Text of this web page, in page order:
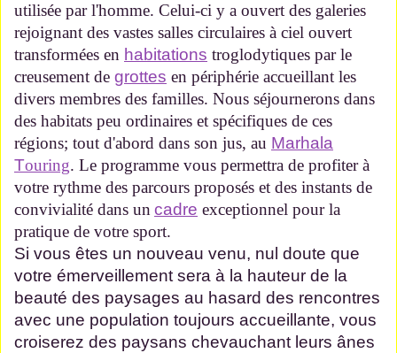
utilisée par l'homme. Celui-ci y a ouvert des galeries
rejoignant des vastes salles circulaires à ciel ouvert
transformées en habitations troglodytiques par le
creusement de grottes en périphérie accueillant les
divers membres des familles. Nous séjournerons dans
des habitats peu ordinaires et spécifiques de ces
régions; tout d'abord dans son jus, au Marhala
Touring. Le programme vous permettra de profiter à
votre rythme des parcours proposés et des instants de
convivialité dans un cadre exceptionnel pour la
pratique de votre sport.
Si vous êtes un nouveau venu, nul doute que
votre émerveillement sera à la hauteur de la
beauté des paysages au hasard des rencontres
avec une population toujours accueillante, vous
croiserez des paysans chevauchant leurs ânes